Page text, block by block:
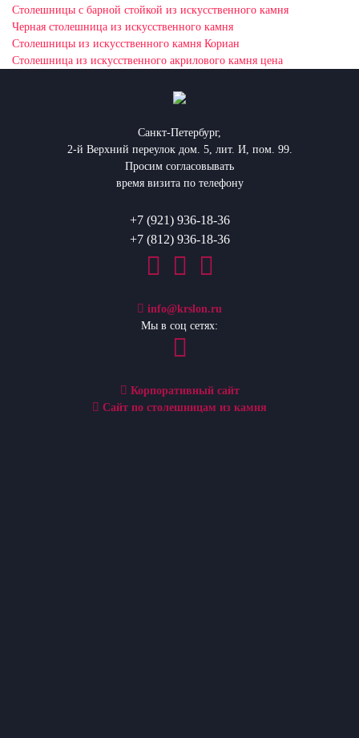
Столешницы с барной стойкой из искусственного камня
Черная столешница из искусственного камня
Столешницы из искусственного камня Кориан
Столешница из искусственного акрилового камня цена
Санкт-Петербург,
2-й Верхний переулок дом. 5, лит. И, пом. 99.
Просим согласовывать
время визита по телефону
+7 (921) 936-18-36
+7 (812) 936-18-36
info@krslon.ru
Мы в соц сетях:
Корпоративный сайт
Сайт по столешницам из камня